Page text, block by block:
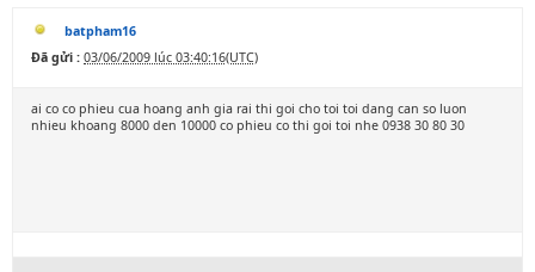
batpham16
Đã gửi : 03/06/2009 lúc 03:40:16(UTC)
ai co co phieu cua hoang anh gia rai thi goi cho toi toi dang can so luon
nhieu khoang 8000 den 10000 co phieu co thi goi toi nhe 0938 30 80 30